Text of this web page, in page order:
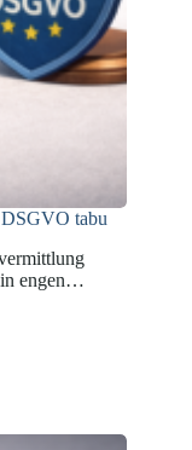
DSGVO tabu
in engen…